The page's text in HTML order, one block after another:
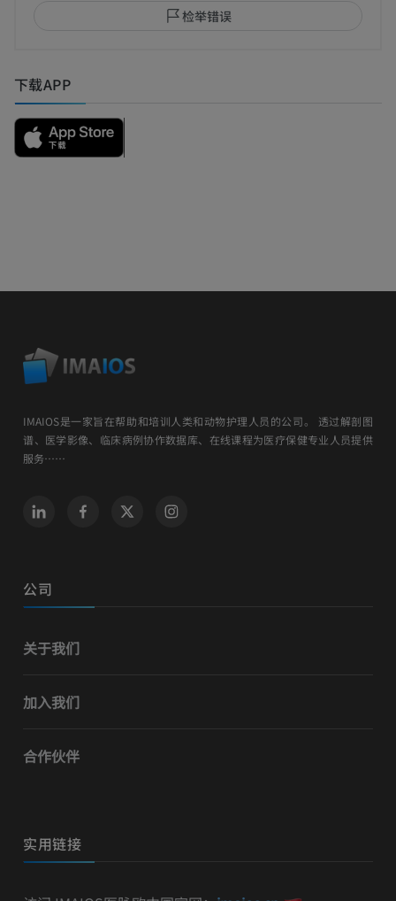
检举错误
下载APP
IMAIOS是一家旨在帮助和培训人类和动物护理人员的公司。 透过解剖图
谱、医学影像、临床病例协作数据库、在线课程为医疗保健专业人员提供
服务……
公司
关于我们
加入我们
合作伙伴
实用链接